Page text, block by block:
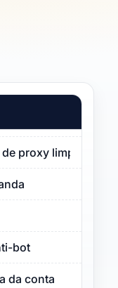
proxy limpa
bot
da conta